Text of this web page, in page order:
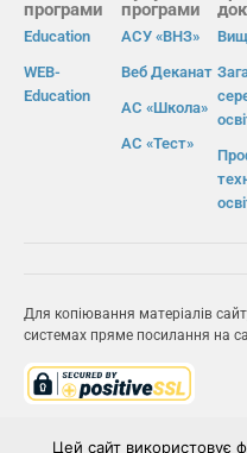
програми
Education
WEB-
Education
програми
АСУ «ВНЗ»
Веб Деканат
АС «Школа»
АС «Тест»
Для копіювання матеріалів
системах пряме посилання на
Цей сайт використовує